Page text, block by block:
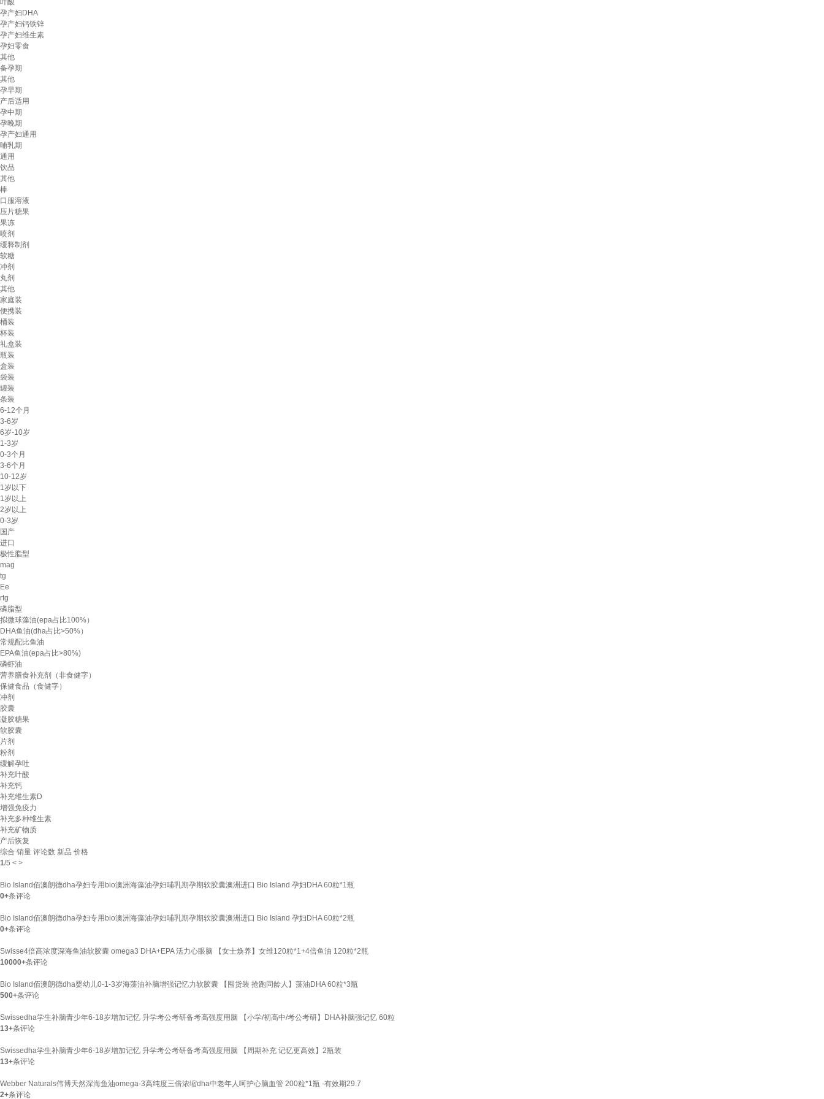
叶酸
孕产妇DHA
孕产妇钙铁锌
孕产妇维生素
孕妇零食
其他
备孕期
其他
孕早期
产后适用
孕中期
孕晚期
孕产妇通用
哺乳期
通用
饮品
其他
棒
口服溶液
压片糖果
果冻
喷剂
缓释制剂
软糖
冲剂
丸剂
其他
家庭装
便携装
桶装
杯装
礼盒装
瓶装
盒装
袋装
罐装
条装
6-12个月
3-6岁
6岁-10岁
1-3岁
0-3个月
3-6个月
10-12岁
1岁以下
1岁以上
2岁以上
0-3岁
国产
进口
极性脂型
mag
tg
Ee
rtg
磷脂型
拟微球藻油(epa占比100%）
DHA鱼油(dha占比>50%）
常规配比鱼油
EPA鱼油(epa占比>80%)
磷虾油
营养膳食补充剂（非食健字）
保健食品（食健字）
冲剂
胶囊
凝胶糖果
软胶囊
片剂
粉剂
缓解孕吐
补充叶酸
补充钙
补充维生素D
增强免疫力
补充多种维生素
补充矿物质
产后恢复
综合 销量 评论数 新品 价格
1/5 < >
Bio Island佰澳朗德dha孕妇专用bio澳洲海藻油孕妇哺乳期孕期软胶囊澳洲进口 Bio Island 孕妇DHA 60粒*1瓶
0+条评论
Bio Island佰澳朗德dha孕妇专用bio澳洲海藻油孕妇哺乳期孕期软胶囊澳洲进口 Bio Island 孕妇DHA 60粒*2瓶
0+条评论
Swisse4倍高浓度深海鱼油软胶囊 omega3 DHA+EPA 活力心眼脑 【女士焕养】女维120粒*1+4倍鱼油 120粒*2瓶
10000+条评论
Bio Island佰澳朗德dha婴幼儿0-1-3岁海藻油补脑增强记忆力软胶囊 【囤货装 抢跑同龄人】藻油DHA 60粒*3瓶
500+条评论
Swissedha学生补脑青少年6-18岁增加记忆 升学考公考研备考高强度用脑 【小学/初高中/考公考研】DHA补脑强记忆 60粒
13+条评论
Swissedha学生补脑青少年6-18岁增加记忆 升学考公考研备考高强度用脑 【周期补充 记忆更高效】2瓶装
13+条评论
Webber Naturals伟博天然深海鱼油omega-3高纯度三倍浓缩dha中老年人呵护心脑血管 200粒*1瓶 -有效期29.7
2+条评论